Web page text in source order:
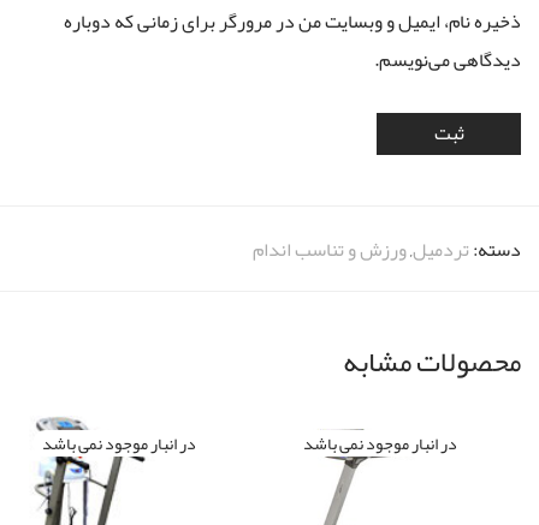
ذخیره نام، ایمیل و وبسایت من در مرورگر برای زمانی که دوباره
دیدگاهی می‌نویسم.
دسته:تردمیل,ورزش و تناسب اندام
محصولات مشابه